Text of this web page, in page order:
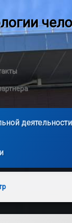
деятельности